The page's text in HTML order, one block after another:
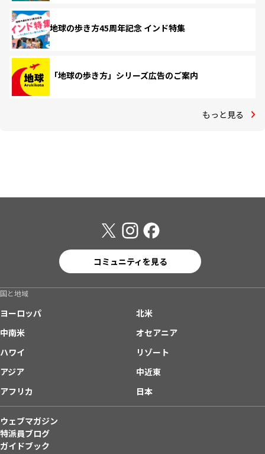
地球の歩き方45周年記念 インド特集
「地球の歩き方」シリーズ広告のご案内
もっと見る
コミュニティを見る
国と地域
ヨーロッパ
北米
中南米
オセアニア
ハワイ
リゾート
アジア
中近東
アフリカ
日本
ウェブマガジン
特派員ブログ
ガイドブック